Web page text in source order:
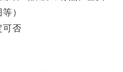
）
可否